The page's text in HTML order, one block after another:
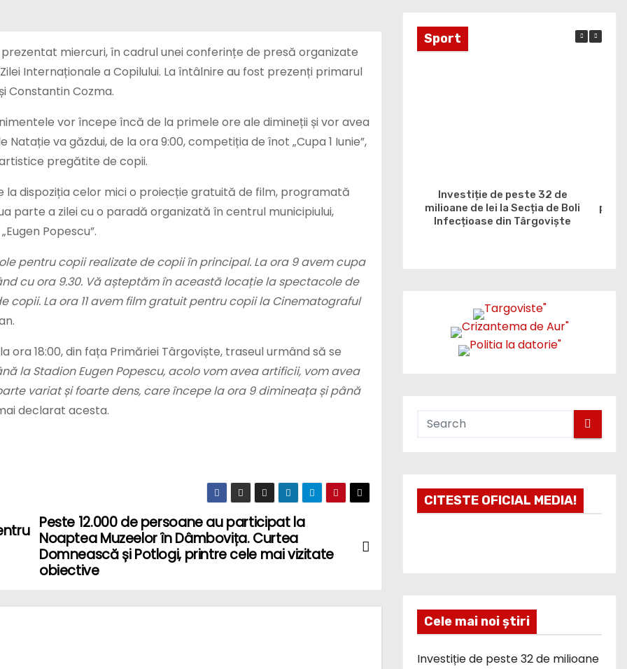
miercuri, în cadrul unei conferințe de presă organizate
Internaționale a Copilului. La întâlnire au fost prezenți primarul
Constantin Cozma.
vor începe încă de la primele ore ale dimineții și vor avea
va găzdui, de la ora 9:00, competiția de înot „Cupa 1 Iunie”,
pregătite de copii.
dispoziția celor mici o proiecție gratuită de film, programată
parte a zilei cu o paradă organizată în centrul municipiului,
Popescu”.
pentru copii realizate de copii în principal. La ora 9 avem cupa
cu ora 9.30. Vă așteptăm în această locație la spectacole de
copii. La ora 11 avem film gratuit pentru copii la Cinematograful
ora 18:00, din fața Primăriei Târgoviște, traseul urmând să se
la Stadion Eugen Popescu, acolo vom avea artificii, vom avea
variat și foarte dens, care începe la ora 9 dimineața și până
declarat acesta.
Peste 12.000 de persoane au participat la
Noaptea Muzeelor în Dâmbovița. Curtea
Domnească și Potlogi, printre cele mai vizitate
obiective
Sport
Investiție de peste 32 de
milioane de lei la Secția de Boli
Infecțioase din Târgoviște
CITESTE OFICIAL MEDIA!
Cele mai noi știri
Investiție de peste 32 de milioane